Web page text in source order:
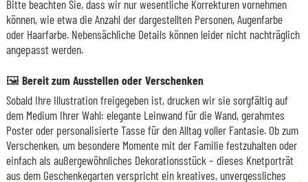
Bitte beachten Sie, dass wir nur wesentliche Korrekturen vornehmen
können, wie etwa die Anzahl der dargestellten Personen, Augenfarbe
oder Haarfarbe. Nebensächliche Details können leider nicht nachträglich
angepasst werden.
🖼️ Bereit zum Ausstellen oder Verschenken
Sobald Ihre Illustration freigegeben ist, drucken wir sie sorgfältig auf
dem Medium Ihrer Wahl: elegante Leinwand für die Wand, gerahmtes
Poster oder personalisierte Tasse für den Alltag voller Fantasie. Ob zum
Verschenken, um besondere Momente mit der Familie festzuhalten oder
einfach als außergewöhnliches Dekorationsstück – dieses Knetporträt
aus dem Geschenkegarten verspricht ein kreatives, unvergessliches